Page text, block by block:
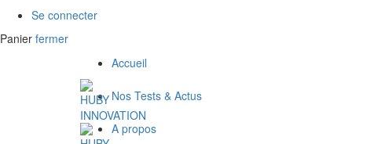
Se connecter
Panier fermer
Accueil
Nos Tests & Actus
A propos